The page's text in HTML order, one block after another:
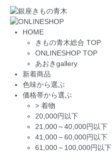
HOME
きもの青木総合 TOP
ONLINESHOP TOP
あおきgallery
新着商品
色味から選ぶ
価格帯から選ぶ
> 着物
20,000円以下
21,000～40,000円以下
41,000～60,000円以下
61,000～100,000円以下